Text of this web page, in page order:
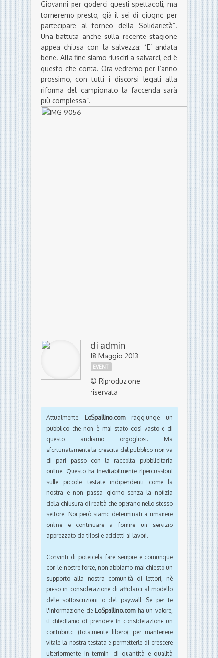
Giovanni per goderci questi spettacoli, ma
torneremo presto, già il sei di giugno per
partecipare al torneo della Solidarietà”.
Una battuta anche sulla recente stagione
appea chiusa con la salvezza: “E’ andata
bene. Alla fine siamo riusciti a salvarci, ed è
questo che conta. Ora vedremo per l’anno
prossimo, con tutti i discorsi legati alla
riforma del campionato la faccenda sarà
più complessa”.
di admin
18 Maggio 2013
EVENTI
© Riproduzione
riservata
Attualmente LoSpallino.comraggiunge un
pubblico che non è mai stato così vasto e di
questo andiamo orgogliosi. Ma
sfortunatamente la crescita del pubblico non va
di pari passo con la raccolta pubblicitaria
online. Questo ha inevitabilmente ripercussioni
sulle piccole testate indipendenti come la
nostra e non passa giorno senza la notizia
della chiusura di realtà che operano nello stesso
settore. Noi però siamo determinati a rimanere
online e continuare a fornire un servizio
apprezzato da tifosi e addetti ai lavori.
Convinti di potercela fare sempre e comunque
con le nostre forze, non abbiamo mai chiesto un
supporto alla nostra comunità di lettori, nè
preso in considerazione di affidarci al modello
delle sottoscrizioni o del paywall. Se per te
l'informazione de LoSpallino.comha un valore,
ti chiediamo di prendere in considerazione un
contributo (totalmente libero) per mantenere
vitale la nostra testata e permetterle di crescere
ulteriormente in termini di quantità e qualità